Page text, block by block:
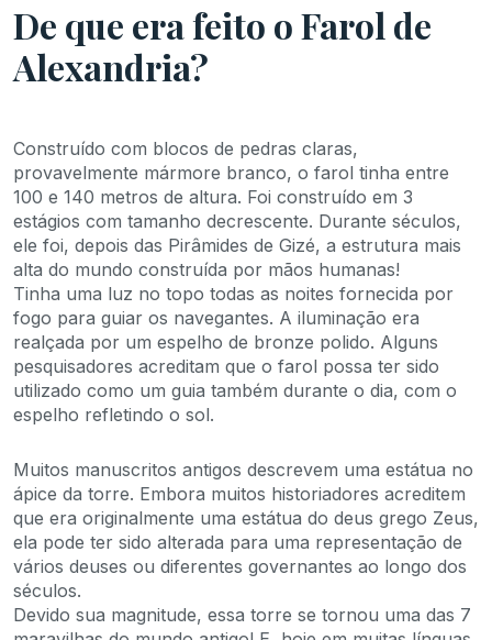
De que era feito o Farol de
Alexandria?
Construído com blocos de pedras claras,
provavelmente mármore branco, o farol tinha entre
100 e 140 metros de altura. Foi construído em 3
estágios com tamanho decrescente. Durante séculos,
ele foi, depois das Pirâmides de Gizé, a estrutura mais
alta do mundo construída por mãos humanas!
Tinha uma luz no topo todas as noites fornecida por
fogo para guiar os navegantes. A iluminação era
realçada por um espelho de bronze polido. Alguns
pesquisadores acreditam que o farol possa ter sido
utilizado como um guia também durante o dia, com o
espelho refletindo o sol.
Muitos manuscritos antigos descrevem uma estátua no
ápice da torre. Embora muitos historiadores acreditem
que era originalmente uma estátua do deus grego Zeus,
ela pode ter sido alterada para uma representação de
vários deuses ou diferentes governantes ao longo dos
séculos.
Devido sua magnitude, essa torre se tornou uma das 7